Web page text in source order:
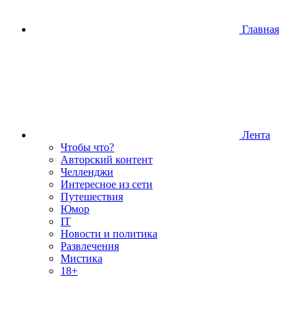
Главная
Лента
Чтобы что?
Авторский контент
Челленджи
Интересное из сети
Путешествия
Юмор
IT
Новости и политика
Развлечения
Мистика
18+